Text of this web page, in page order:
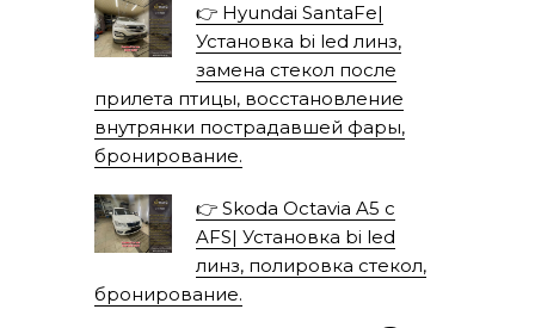
👉 Hyundai SantaFe|
Установка bi led линз,
замена стекол после
прилета птицы, восстановление
внутрянки пострадавшей фары,
бронирование.
👉 Skoda Octavia A5 с
AFS| Установка bi led
линз, полировка стекол,
бронирование.